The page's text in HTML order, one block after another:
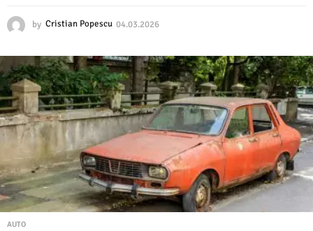
by Cristian Popescu 04.03.2026
0
3
.
2
0
2
AUTO